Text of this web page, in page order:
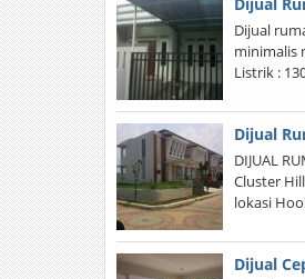
Dijual
minimalis
Listrik :
Dijual
DIJUAL
Cluster
lokasi
Dijual